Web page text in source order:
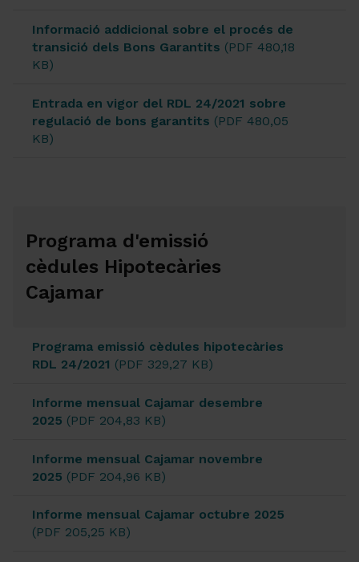
Informació addicional sobre el procés de
transició dels Bons Garantits (PDF 480,18
KB)
Entrada en vigor del RDL 24/2021 sobre
regulació de bons garantits (PDF 480,05
KB)
Programa d'emissió
cèdules Hipotecàries
Cajamar
Programa emissió cèdules hipotecàries
RDL 24/2021 (PDF 329,27 KB)
Informe mensual Cajamar desembre
2025 (PDF 204,83 KB)
Informe mensual Cajamar novembre
2025 (PDF 204,96 KB)
Informe mensual Cajamar octubre 2025
(PDF 205,25 KB)